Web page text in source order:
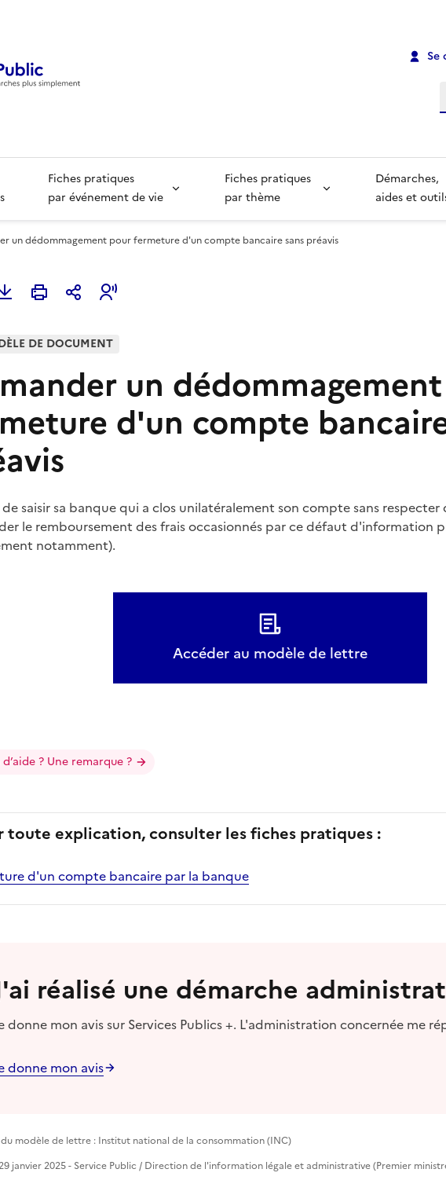
Se
Fiches pratiques
par événement de vie
Fiches pratiques
par thème
Démarches,
aides et
un dédommagement pour fermeture d'un compte bancaire sans préavis
à mes favoris
DE DOCUMENT
un
d'un compte
saisir sa banque qui a clos unilatéralement son compte sans
le remboursement des frais occasionnés par ce défaut d'information
notamment).
Accéder au modèle de lettre
d’aide ? Une remarque ?
toute explication, consulter les fiches pratiques :
d'un compte bancaire par la banque
réalisé une démarche
donne mon avis sur Services Publics +. L'administration concernée me
donne mon avis
modèle de lettre : Institut national de la consommation (INC)
janvier 2025 - Service Public / Direction de l'information légale et administrative (Premier